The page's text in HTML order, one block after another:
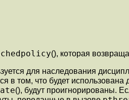
(), которая
для наследования
в том, что будет
(), будут проигнорированы.